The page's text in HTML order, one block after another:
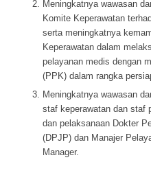
Meningkatnya wawasan
Komite Keperawatan
serta meningkatnya
Keperawatan dalam
pelayanan medis dengan
(PPK) dalam rangka
Meningkatnya wawasan
staf keperawatan dan staf
dan pelaksanaan Dokter
(DPJP) dan Manajer
Manager.